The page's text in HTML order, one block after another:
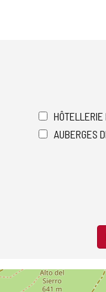
HÔTELLERIE
AUBERGES